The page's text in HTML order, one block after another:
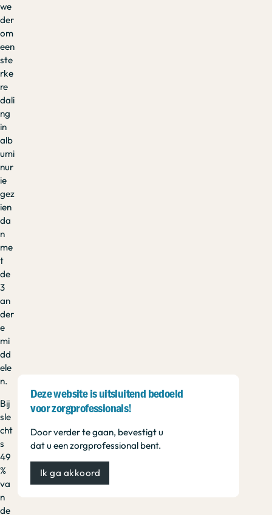
we
der
om
een
ste
rke
re
dali
ng
in
alb
umi
nur
ie
gez
ien
da
n
me
t
de
3
an
der
e
mi
dd
ele
n.
Bij
sle
cht
s
49
%
va
n
de
Deze website is uitsluitend bedoeld
voor zorgprofessionals!
Door verder te gaan, bevestigt u
dat u een zorgprofessional bent.
Ik ga akkoord